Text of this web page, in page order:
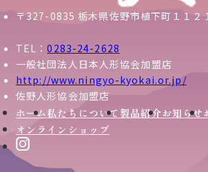
〒327-0835 栃木県佐野市植下町１１２
TEL：0283-24-2628
一般社団法人日本人形協会加盟店
http://www.ningyo-kyokai.or.jp/
佐野人形協会加盟店
ホーム私たちについて 製品紹介お知らせ
オンラインショップ